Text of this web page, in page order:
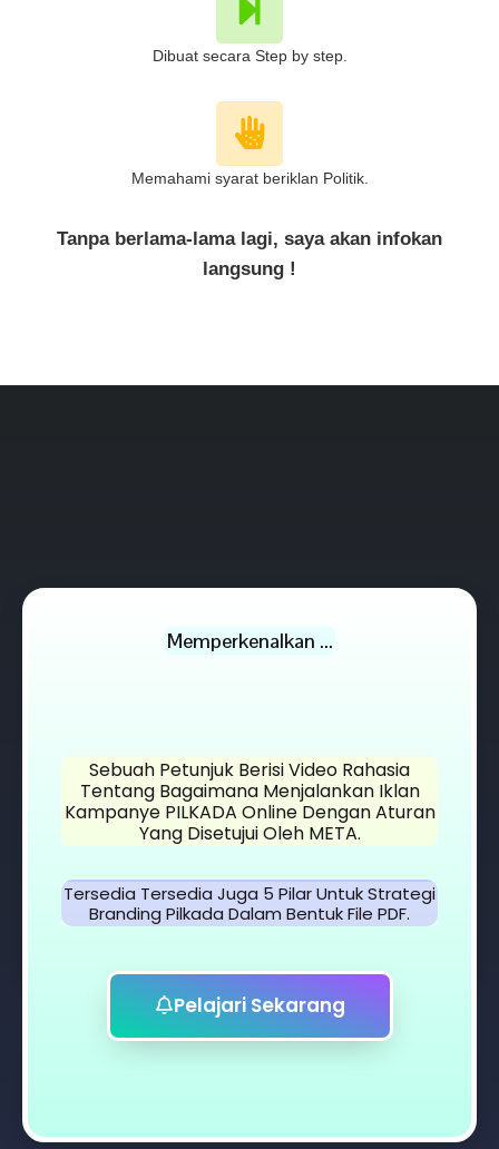
Dibuat secara Step by step.
Memahami syarat beriklan Politik.
Tanpa berlama-lama lagi, saya akan infokan
langsung !
Memperkenalkan ...
Sebuah Petunjuk Berisi Video Rahasia
Tentang Bagaimana Menjalankan Iklan
Kampanye PILKADA Online Dengan Aturan
Yang Disetujui Oleh META.
Tersedia Tersedia Juga 5 Pilar Untuk Strategi
Branding Pilkada Dalam Bentuk File PDF.
Pelajari Sekarang